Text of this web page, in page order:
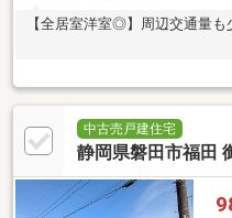
【全居室洋室◎】周辺交通量
中古売戸建住宅
静岡県磐田市福田